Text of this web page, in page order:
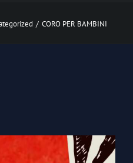
/ CORO PER BAMBINI